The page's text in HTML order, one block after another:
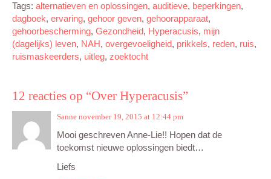
Tags: alternatieven en oplossingen, auditieve, beperkingen,
dagboek, ervaring, gehoor geven, gehoorapparaat,
gehoorbescherming, Gezondheid, Hyperacusis, mijn
(dagelijks) leven, NAH, overgevoeligheid, prikkels, reden, ruis,
ruismaskeerders, uitleg, zoektocht
12 reacties op “Over Hyperacusis”
Sanne november 19, 2015 at 12:44 pm
Mooi geschreven Anne-Lie!! Hopen dat de
toekomst nieuwe oplossingen biedt…
Liefs